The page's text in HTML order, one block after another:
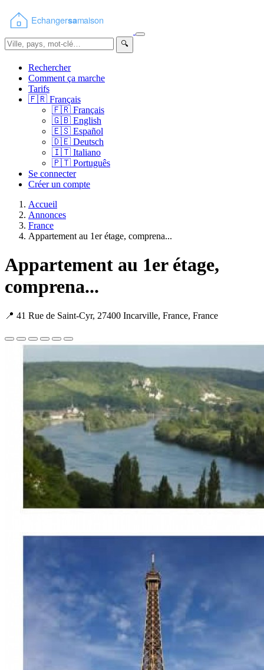
🔍
Rechercher
Comment ça marche
Tarifs
🇫🇷 Français
🇫🇷 Français
🇬🇧 English
🇪🇸 Español
🇩🇪 Deutsch
🇮🇹 Italiano
🇵🇹 Português
Se connecter
Créer un compte
Accueil
Annonces
France
Appartement au 1er étage, comprena...
Appartement au 1er étage,
comprena...
📍 41 Rue de Saint-Cyr, 27400 Incarville, France, France